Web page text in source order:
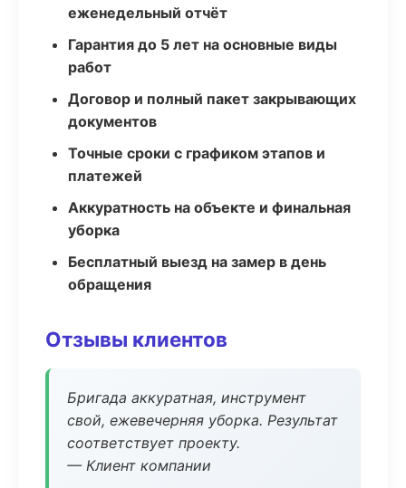
еженедельный отчёт
Гарантия до 5 лет на основные виды
работ
Договор и полный пакет закрывающих
документов
Точные сроки с графиком этапов и
платежей
Аккуратность на объекте и финальная
уборка
Бесплатный выезд на замер в день
обращения
Отзывы клиентов
Бригада аккуратная, инструмент
свой, ежевечерняя уборка. Результат
соответствует проекту.
— Клиент компании